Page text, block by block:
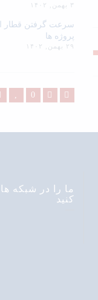
۳ بهمن, ۱۴۰۲
سرعت گرفتن قطار
پروژه ها
۲۹ بهمن, ۱۴۰۲
ما را در شبکه
کنید